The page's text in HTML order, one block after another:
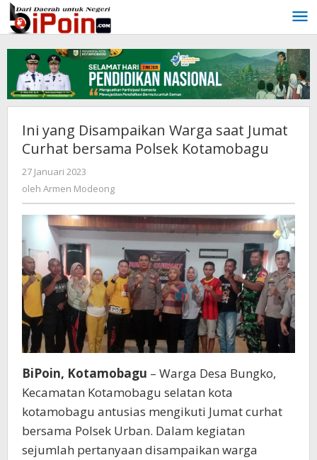
Lewati
ke
konten
Ini yang Disampaikan Warga saat Jumat
Curhat bersama Polsek Kotamobagu
27 Januari 2023
Armen
Modeong
oleh Armen Modeong
BiPoin, Kotamobagu – Warga Desa Bungko,
Kecamatan Kotamobagu selatan kota
kotamobagu antusias mengikuti Jumat curhat
bersama Polsek Urban. Dalam kegiatan
sejumlah pertanyaan disampaikan warga